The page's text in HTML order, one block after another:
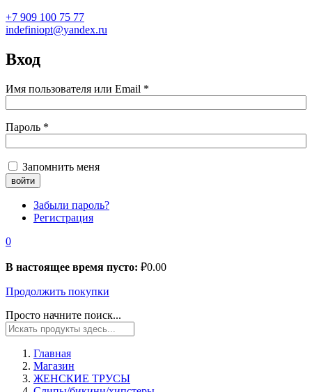
+7 909 100 75 77
indefiniopt@yandex.ru
Вход
Имя пользователя или Email *
Пароль *
Запомнить меня
Забыли пароль?
Регистрация
0
В настоящее время пусто: ₽0.00
Продолжить покупки
Просто начните поиск...
Главная
Магазин
ЖЕНСКИЕ ТРУСЫ